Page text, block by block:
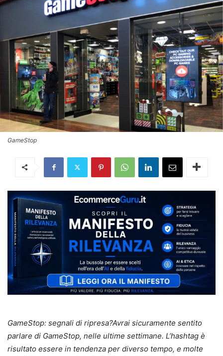
GameStop
GameStop: segnali di ripresa?Avrai sicuramente sentito
parlare di GameStop, nelle ultime settimane. L’hashtag è
risultato essere in tendenza per diverso tempo, e molte